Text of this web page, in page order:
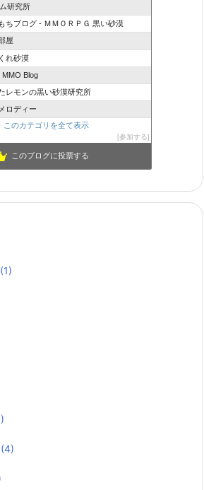
研究所
ちブログ - ＭＭＯＲＰＧ 黒い砂漠
屋
れ砂漠
MMO Blog
レモンの黒い砂漠研究所
ロディー
このカテゴリを全て表示
参加する
このブログに投票する
(1)
(4)